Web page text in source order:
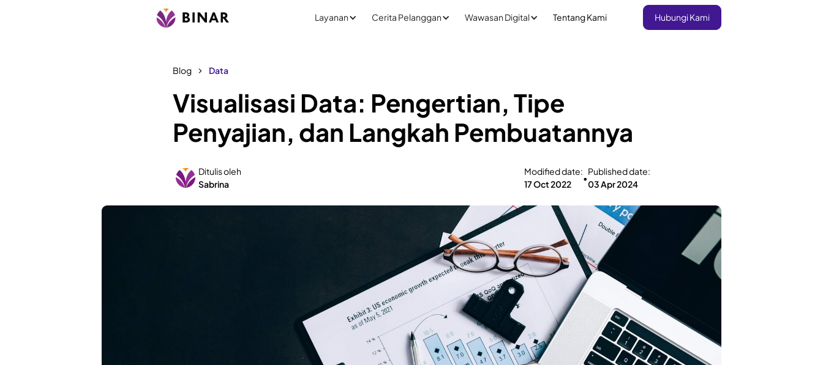
Layanan Cerita Pelanggan Wawasan Digital Tentang Kami Hubungi Kami
Blog Data
Visualisasi Data: Pengertian, Tipe
Penyajian, dan Langkah Pembuatannya
Ditulis oleh
Sabrina
Modified date:
17 Oct 2022
•
Published date:
03 Apr 2024